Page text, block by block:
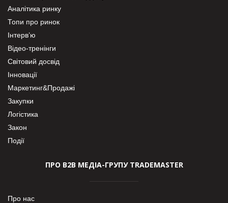
Аналітика ринку
Топи про ринок
Інтерв’ю
Відео-тренінги
Світовий досвід
Інновації
Маркетинг&Продажі
Закупки
Логістика
Закон
Події
ПРО В2В МЕДІА-ГРУПУ TRADEMASTER
Про нас